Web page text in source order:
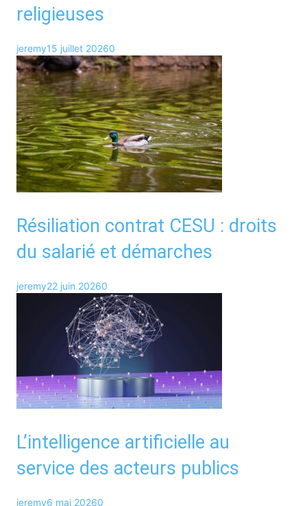
religieuses
jeremy15 juillet 20260
Résiliation contrat CESU : droits
du salarié et démarches
jeremy22 juin 20260
L’intelligence artificielle au
service des acteurs publics
jeremy6 mai 20260